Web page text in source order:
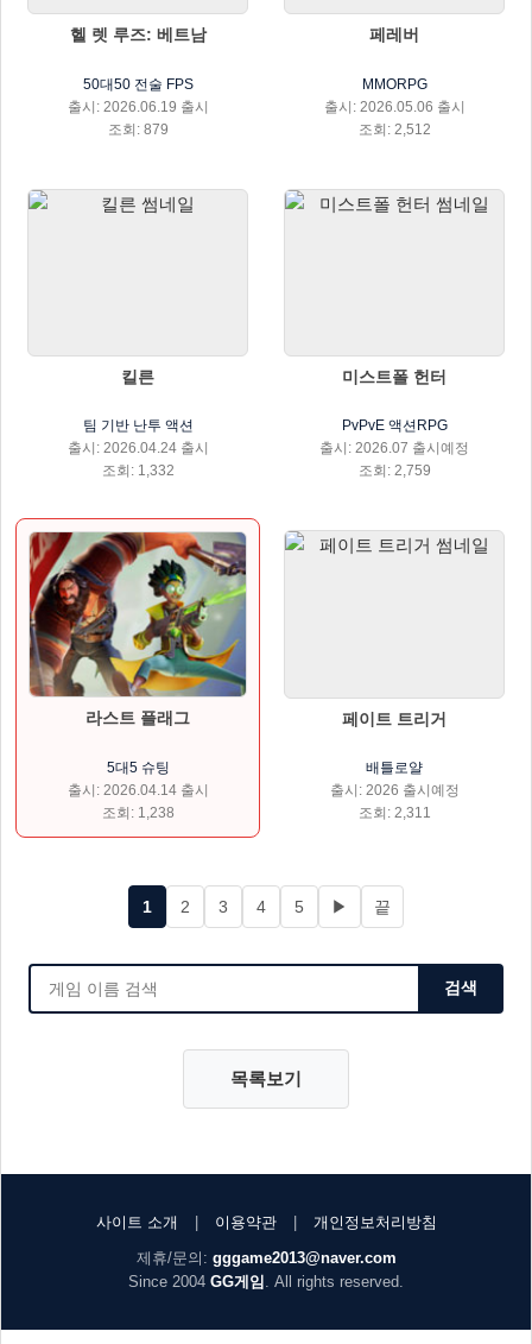
헬 렛 루즈: 베트남
50대50 전술 FPS
출시: 2026.06.19 출시
조회: 879
페레버
MMORPG
출시: 2026.05.06 출시
조회: 2,512
킬른
팀 기반 난투 액션
출시: 2026.04.24 출시
조회: 1,332
미스트폴 헌터
PvPvE 액션RPG
출시: 2026.07 출시예정
조회: 2,759
라스트 플래그
5대5 슈팅
출시: 2026.04.14 출시
조회: 1,238
페이트 트리거
배틀로얄
출시: 2026 출시예정
조회: 2,311
1 2 3 4 5 ▶ 끝
검색
목록보기
사이트 소개 이용약관
개인정보처리방침
제휴/문의: gggame2013@naver.com
Since 2004 GG게임 . All rights reserved.